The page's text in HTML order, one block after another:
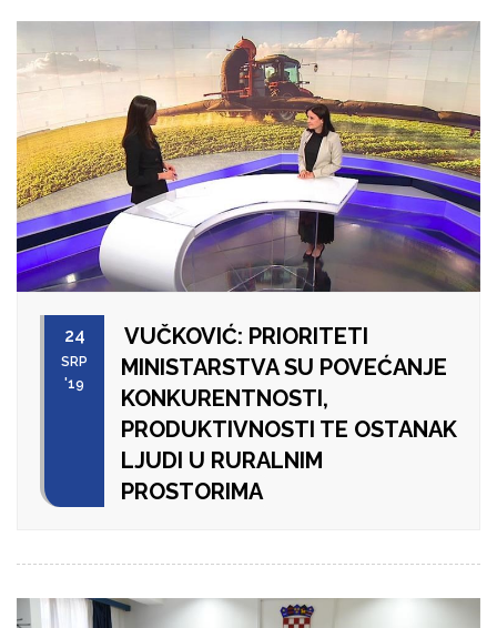
24
SRP
'19
VUČKOVIĆ: PRIORITETI
MINISTARSTVA SU POVEĆANJE
KONKURENTNOSTI,
PRODUKTIVNOSTI TE OSTANAK
LJUDI U RURALNIM
PROSTORIMA